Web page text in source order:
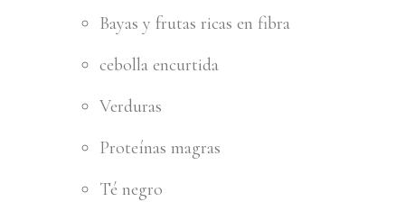
Bayas y frutas ricas en fibra
cebolla encurtida
Verduras
Proteínas magras
Té negro